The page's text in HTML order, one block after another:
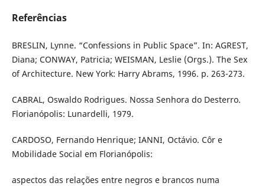
Referências
BRESLIN, Lynne. “Confessions in Public Space”. In: AGREST,
Diana; CONWAY, Patricia; WEISMAN, Leslie (Orgs.). The Sex
of Architecture. New York: Harry Abrams, 1996. p. 263-273.
CABRAL, Oswaldo Rodrigues. Nossa Senhora do Desterro.
Florianópolis: Lunardelli, 1979.
CARDOSO, Fernando Henrique; IANNI, Octávio. Côr e
Mobilidade Social em Florianópolis:
aspectos das relações entre negros e brancos numa